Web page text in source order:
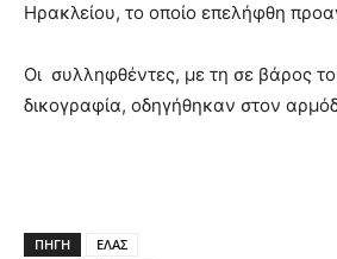
Ηρακλείου, το οποίο επελήφθη
Οι συλληφθέντες, με τη σε βάρος
δικογραφία, οδηγήθηκαν στον
ΠΗΓΗ
ΕΛΑΣ